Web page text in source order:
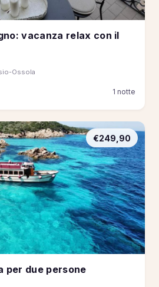
vacanza relax con il
Ossola
1 notte
€249,90
per due persone